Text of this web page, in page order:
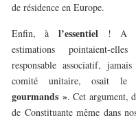
de résidence en Europe.
Enfin, à l’essentiel! A
estimations pointaient-
responsable associatif,
comité unitaire, osait le
gourmands ». Cet argument,
de Constituante même dans